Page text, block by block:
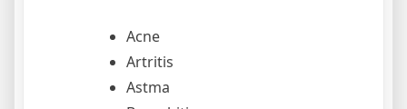
Acne
Artritis
Astma